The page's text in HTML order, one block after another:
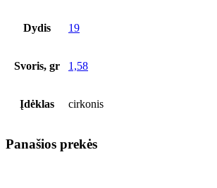
Dydis 19
Svoris, gr 1,58
Įdėklas cirkonis
Panašios prekės